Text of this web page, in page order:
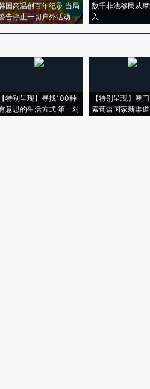
国高温创百年纪录 当局
告停止一切户外活动
数千非法移民从
入
【特别呈现】寻找100种
意思的生活方式·第一对
【特别呈现】澳
索葡语国家新渠道